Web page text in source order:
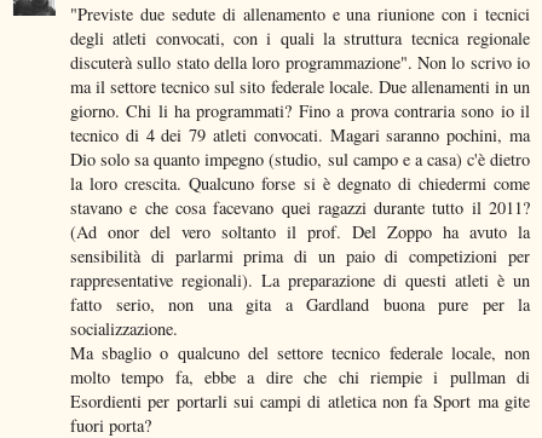
"Previste due sedute di allenamento e una riunione con i tecnici
degli atleti convocati, con i quali la struttura tecnica regionale
discuterà sullo stato della loro programmazione". Non lo scrivo io
ma il settore tecnico sul sito federale locale. Due allenamenti in un
giorno. Chi li ha programmati? Fino a prova contraria sono io il
tecnico di 4 dei 79 atleti convocati. Magari saranno pochini, ma
Dio solo sa quanto impegno (studio, sul campo e a casa) c'è dietro
la loro crescita. Qualcuno forse si è degnato di chiedermi come
stavano e che cosa facevano quei ragazzi durante tutto il 2011?
(Ad onor del vero soltanto il prof. Del Zoppo ha avuto la
sensibilità di parlarmi prima di un paio di competizioni per
rappresentative regionali). La preparazione di questi atleti è un
fatto serio, non una gita a Gardland buona pure per la
socializzazione.
Ma sbaglio o qualcuno del settore tecnico federale locale, non
molto tempo fa, ebbe a dire che chi riempie i pullman di
Esordienti per portarli sui campi di atletica non fa Sport ma gite
fuori porta?